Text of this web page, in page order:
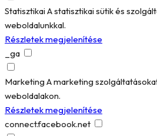
StatisztikaiA statisztikai sütik és
weboldalunkkal.
Részletek megjelenítése
_ga
Marketing A marketing
weboldalakon.
Részletek megjelenítése
connect.facebook.net